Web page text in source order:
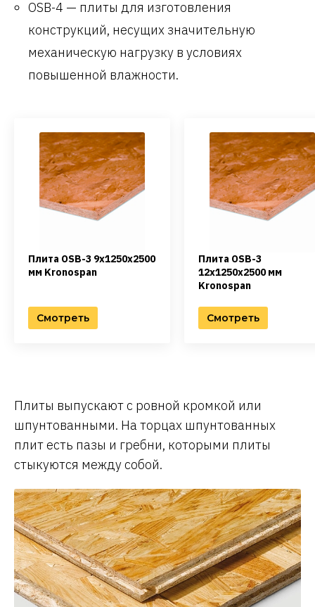
OSB-4 — плиты для изготовления
конструкций, несущих значительную
механическую нагрузку в условиях
повышенной влажности.
Плита OSB-3 9х1250х2500
мм Kronospan
Смотреть
Плита OSB-3
12х1250х2500 мм
Kronospan
Смотреть
Плиты выпускают с ровной кромкой или
шпунтованными. На торцах шпунтованных
плит есть пазы и гребни, которыми плиты
стыкуются между собой.